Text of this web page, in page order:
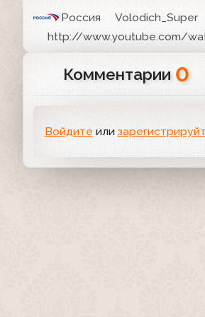
Россия Volodich_Super
http://www.youtube.com/
Комментарии 0
Войдите или